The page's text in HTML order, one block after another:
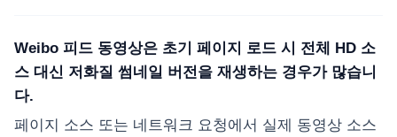
Weibo 피드 동영상은 초기 페이지 로드 시 전체 HD 소
스 대신 저화질 썸네일 버전을 재생하는 경우가 많습니
다.
페이지 소스 또는 네트워크 요청에서 실제 동영상 소스